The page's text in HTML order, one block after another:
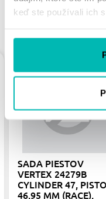
keď ste používali ich
SADA PIESTOV
VERTEX 24279B
CYLINDER 47,
46,95 MM (RACE),